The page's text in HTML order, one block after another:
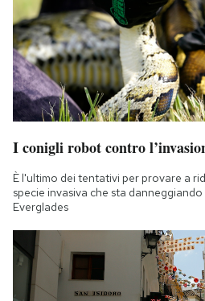
I conigli robot contro
È l'ultimo dei tentativi per provare a
specie invasiva che sta
Everglades